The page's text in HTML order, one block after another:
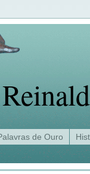
de Ouro